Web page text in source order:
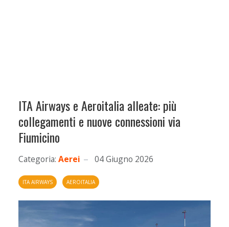
ITA Airways e Aeroitalia alleate: più
collegamenti e nuove connessioni via
Fiumicino
Categoria: Aerei 04 Giugno 2026
ITA AIRWAYS AEROITALIA